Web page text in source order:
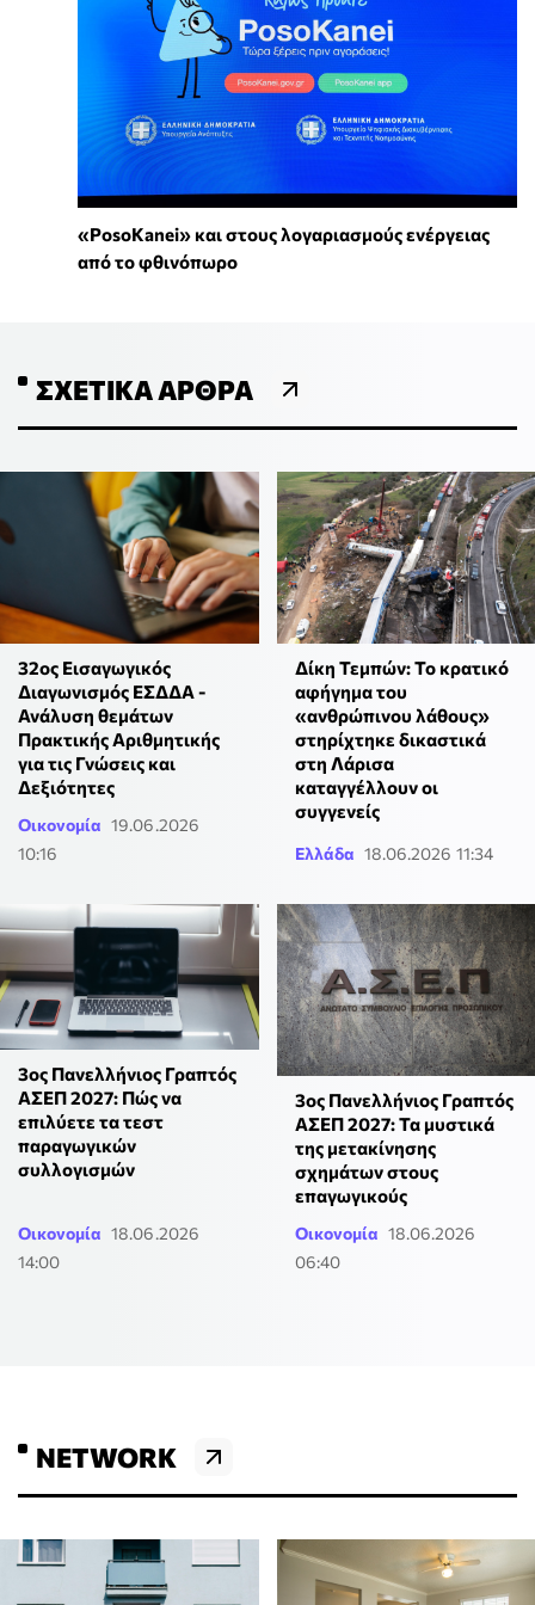
«PosoKanei» και στους λογαριασμούς ενέργειας
από το φθινόπωρο
ΣΧΕΤΙΚΆ ΆΡΘΡΑ
32ος Εισαγωγικός
Διαγωνισμός ΕΣΔΔΑ -
Ανάλυση θεμάτων
Πρακτικής Αριθμητικής
για τις Γνώσεις και
Δεξιότητες
Οικονομία 19.06.2026
10:16
Δίκη Τεμπών: Το κρατικό
αφήγημα του
«ανθρώπινου λάθους»
στηρίχτηκε δικαστικά
στη Λάρισα
καταγγέλλουν οι
συγγενείς
Ελλάδα 18.06.2026 11:34
3ος Πανελλήνιος Γραπτός
ΑΣΕΠ 2027: Πώς να
επιλύετε τα τεστ
παραγωγικών
συλλογισμών
Οικονομία 18.06.2026
14:00
3ος Πανελλήνιος Γραπτός
ΑΣΕΠ 2027: Τα μυστικά
της μετακίνησης
σχημάτων στους
επαγωγικούς
Οικονομία 18.06.2026
06:40
NETWORK